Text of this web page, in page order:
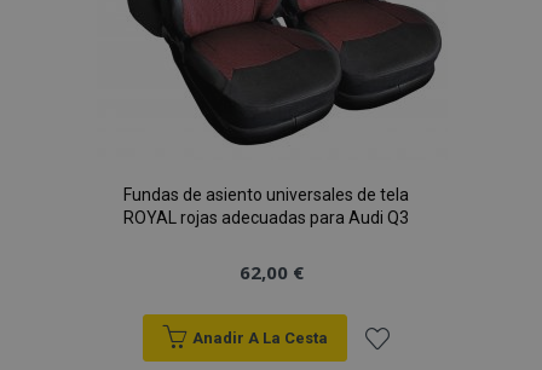
Fundas de asiento universales de tela
ROYAL rojas adecuadas para Audi Q3
62,00 €
Anadir A La Cesta